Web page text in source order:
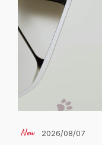
2026/08/07